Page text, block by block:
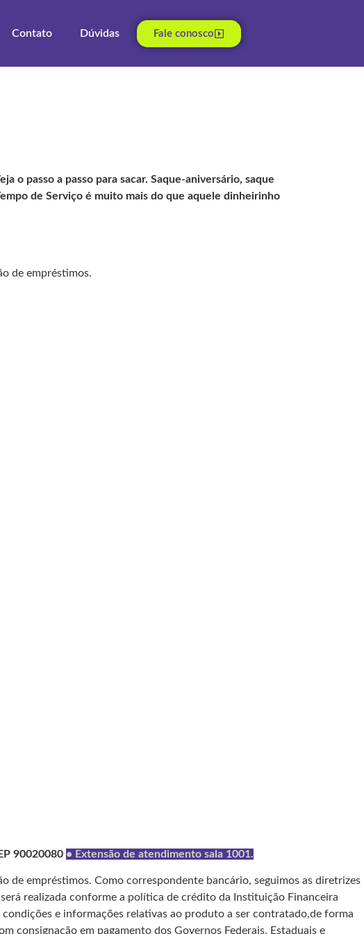
Contato Dúvidas Fale conosco
o passo a passo para sacar. Saque-aniversário, saque
de Serviço é muito mais do que aquele dinheirinho
de empréstimos.
90020080 • Extensão de atendimento sala 1001.
empréstimos. Como correspondente bancário, seguimos as diretrizes
realizada conforme a política de crédito da Instituição Financeira
e informações relativas ao produto a ser contratado,de forma
consignação em pagamento dos Governos Federais, Estaduais e